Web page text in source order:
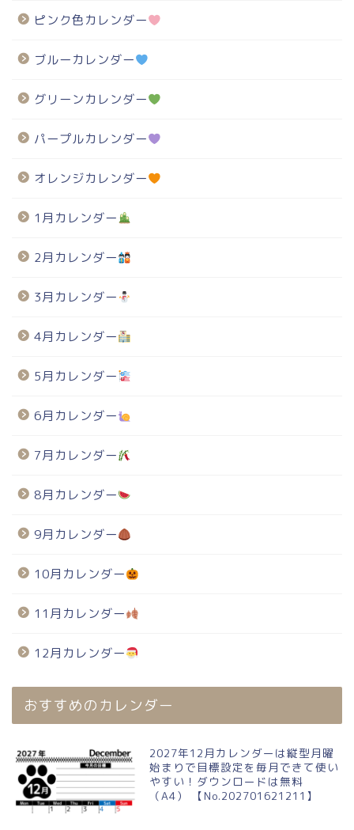
ピンク色カレンダー
ブルーカレンダー
グリーンカレンダー
パープルカレンダー
オレンジカレンダー
1月カレンダー
2月カレンダー
3月カレンダー
4月カレンダー
5月カレンダー
6月カレンダー
7月カレンダー
8月カレンダー
9月カレンダー
10月カレンダー
11月カレンダー
12月カレンダー
おすすめのカレンダー
2027年12月カレンダーは縦型月曜
始まりで目標設定を毎月できて使い
やすい！ダウンロードは無料
（A4） 【No.202701621211】